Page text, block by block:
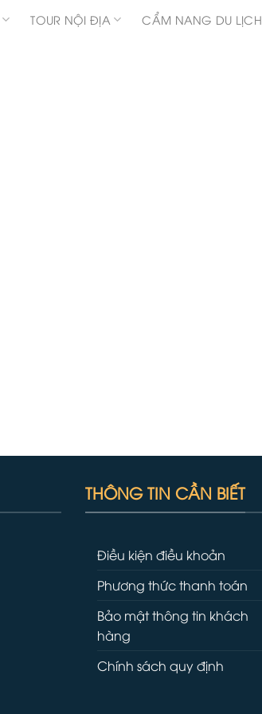
TOUR NỘI ĐỊA CẨM NANG DU LỊCH
THÔNG TIN CẦN BIẾT
Điều kiện điều khoản
Phương thức thanh toán
Bảo mật thông tin khách
hàng
Chính sách quy định